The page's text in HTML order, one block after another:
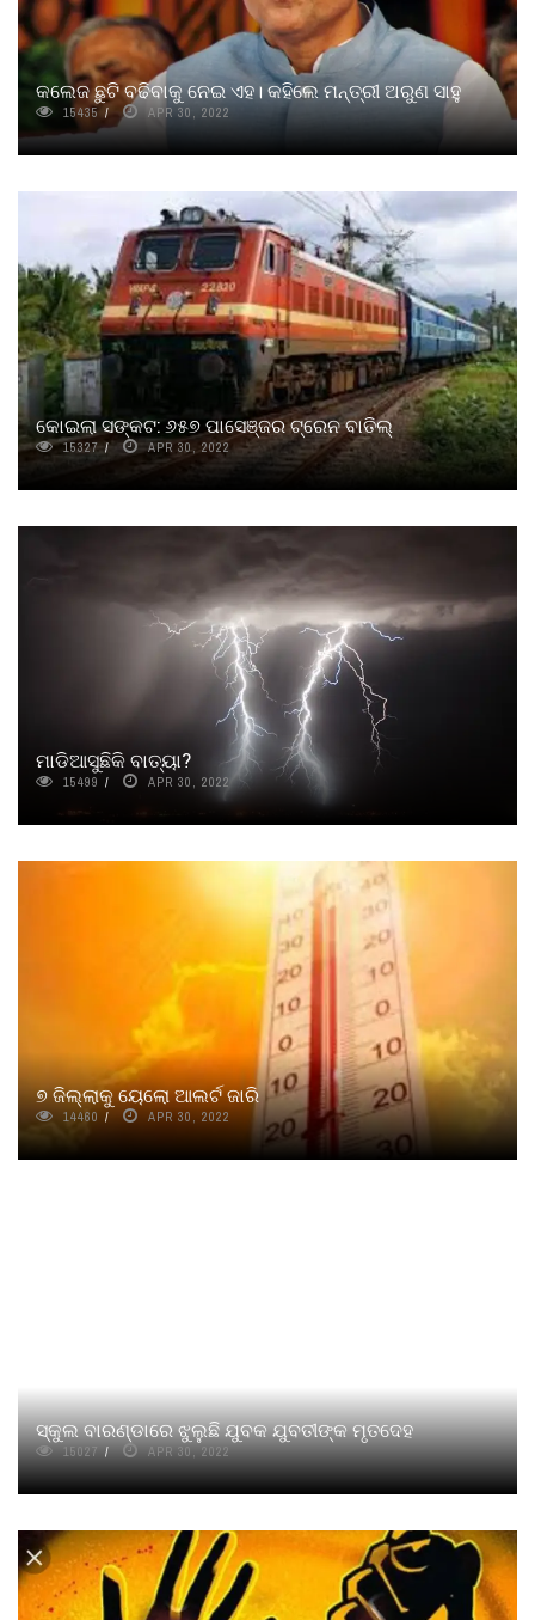
କଲେଜ ଛୁଟି ବଢିବାକୁ ନେଇ ଏହ। କହିଲେ ମନ୍ତ୍ରୀ ଅରୁଣ ସାହୁ
15435 APR 30, 2022
କୋଇଲା ସଙ୍କଟ: ୬୫୭ ପାସେଞ୍ଜର ଟ୍ରେନ ବାତିଲ୍‌
15327 APR 30, 2022
ମାଡିଆସୁଛିକି ବାତ୍ୟା?
15499 APR 30, 2022
୭ ଜିଲ୍ଲାକୁ ୟେଲୋ ଆଲର୍ଟ ଜାରି
14460 APR 30, 2022
ସ୍କୁଲ ବାରଣ୍ଡାରେ ଝୁଲୁଛି ଯୁବକ ଯୁବତୀଙ୍କ ମୃତଦେହ
15027 APR 30, 2022